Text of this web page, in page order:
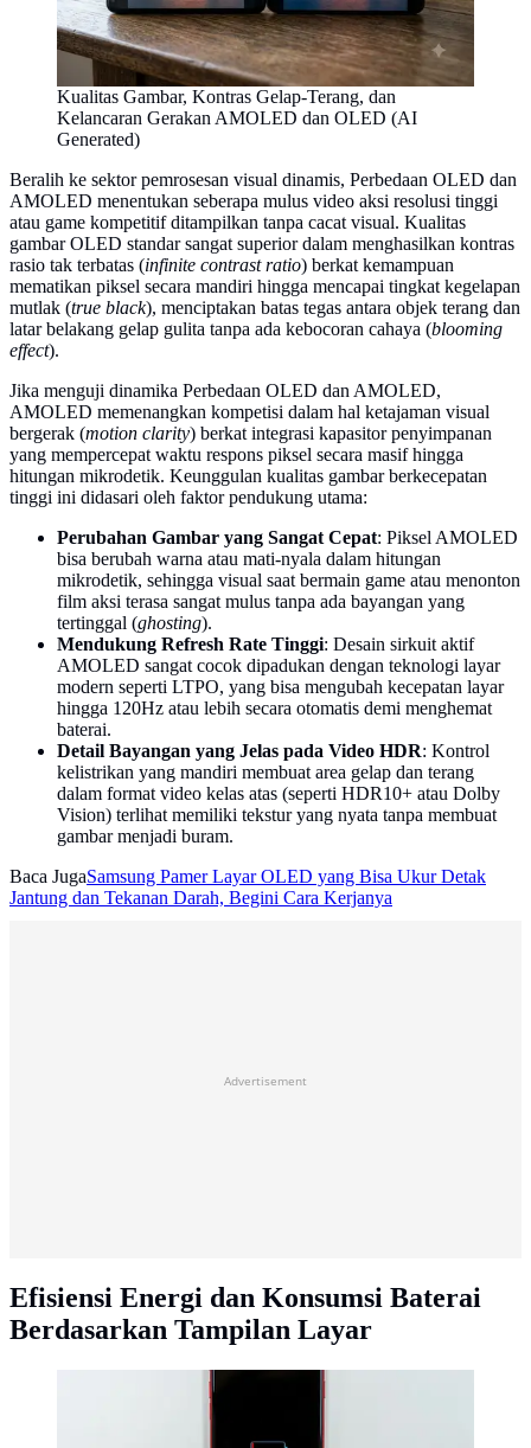
Kualitas Gambar, Kontras Gelap-Terang, dan
Kelancaran Gerakan AMOLED dan OLED (AI
Generated)
Beralih ke sektor pemrosesan visual dinamis, Perbedaan OLED dan
AMOLED menentukan seberapa mulus video aksi resolusi tinggi
atau game kompetitif ditampilkan tanpa cacat visual. Kualitas
gambar OLED standar sangat superior dalam menghasilkan kontras
rasio tak terbatas (infinite contrast ratio) berkat kemampuan
mematikan piksel secara mandiri hingga mencapai tingkat kegelapan
mutlak (true black), menciptakan batas tegas antara objek terang dan
latar belakang gelap gulita tanpa ada kebocoran cahaya (blooming
effect).
Jika menguji dinamika Perbedaan OLED dan AMOLED,
AMOLED memenangkan kompetisi dalam hal ketajaman visual
bergerak (motion clarity) berkat integrasi kapasitor penyimpanan
yang mempercepat waktu respons piksel secara masif hingga
hitungan mikrodetik. Keunggulan kualitas gambar berkecepatan
tinggi ini didasari oleh faktor pendukung utama:
Perubahan Gambar yang Sangat Cepat: Piksel AMOLED
bisa berubah warna atau mati-nyala dalam hitungan
mikrodetik, sehingga visual saat bermain game atau menonton
film aksi terasa sangat mulus tanpa ada bayangan yang
tertinggal (ghosting).
Mendukung Refresh Rate Tinggi: Desain sirkuit aktif
AMOLED sangat cocok dipadukan dengan teknologi layar
modern seperti LTPO, yang bisa mengubah kecepatan layar
hingga 120Hz atau lebih secara otomatis demi menghemat
baterai.
Detail Bayangan yang Jelas pada Video HDR: Kontrol
kelistrikan yang mandiri membuat area gelap dan terang
dalam format video kelas atas (seperti HDR10+ atau Dolby
Vision) terlihat memiliki tekstur yang nyata tanpa membuat
gambar menjadi buram.
Baca JugaSamsung Pamer Layar OLED yang Bisa Ukur Detak
Jantung dan Tekanan Darah, Begini Cara Kerjanya
Advertisement
Efisiensi Energi dan Konsumsi Baterai
Berdasarkan Tampilan Layar